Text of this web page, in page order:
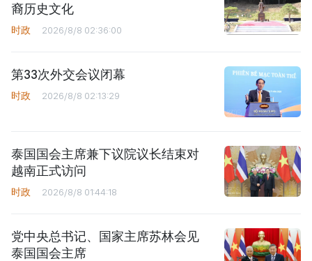
裔历史文化
时政 2026/8/8 02:36:00
第33次外交会议闭幕
时政 2026/8/8 02:13:29
泰国国会主席兼下议院议长结束对
越南正式访问
时政 2026/8/8 01:44:18
党中央总书记、国家主席苏林会见
泰国国会主席